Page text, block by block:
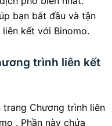
bạn bắt đầu và tận
kết với Binomo.
trình liên kết
Chương trình liên
. Phần này chứa